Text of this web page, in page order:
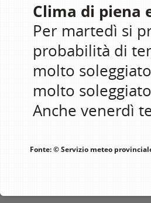
Clima di piena
Per martedì si
probabilità di
molto
molto
Anche venerdì
Fonte: © Servizio meteo